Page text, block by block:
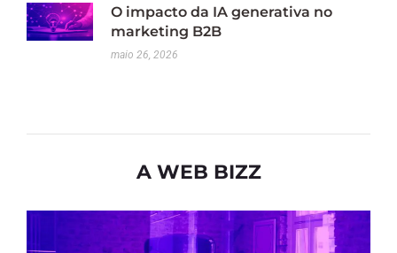
O impacto da IA generativa no
marketing B2B
maio 26, 2026
A WEB BIZZ